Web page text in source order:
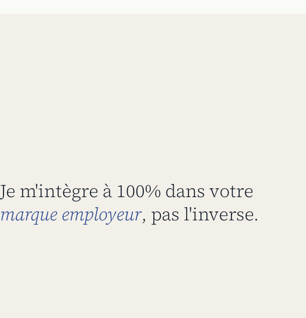
Je m'intègre à 100% dans votre
marque employeur, pas l'inverse.